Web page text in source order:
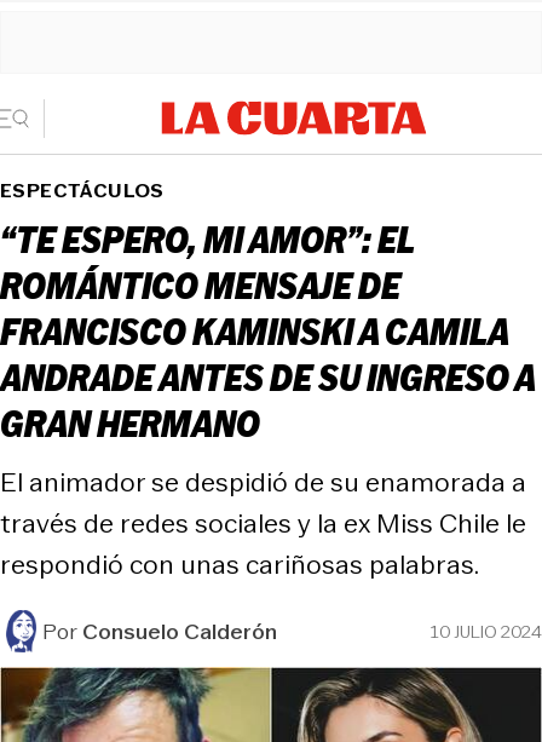
ESPECTÁCULOS
“TE ESPERO, MI AMOR”: EL
ROMÁNTICO MENSAJE DE
FRANCISCO KAMINSKI A CAMILA
ANDRADE ANTES DE SU INGRESO A
GRAN HERMANO
El animador se despidió de su enamorada a
través de redes sociales y la ex Miss Chile le
respondió con unas cariñosas palabras.
PorConsuelo Calderón 10 JULIO 2024